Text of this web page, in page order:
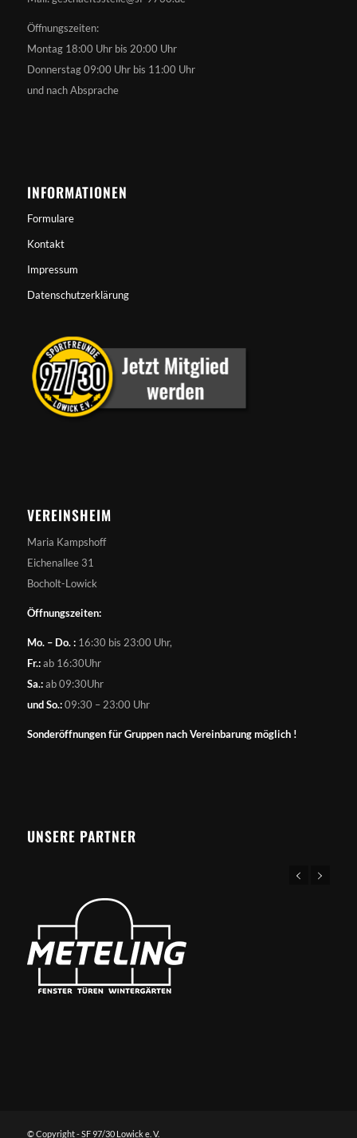
Öffnungszeiten:
Montag 18:00 Uhr bis 20:00 Uhr
Donnerstag 09:00 Uhr bis 11:00 Uhr
und nach Absprache
INFORMATIONEN
Formulare
Kontakt
Impressum
Datenschutzerklärung
VEREINSHEIM
Maria Kampshoff
Eichenallee 31
Bocholt-Lowick
Öffnungszeiten:
Mo. – Do. :16:30 bis 23:00 Uhr,
Fr.:ab 16:30Uhr
Sa.:ab 09:30Uhr
und So.:09:30 – 23:00 Uhr
Sonderöffnungen für Gruppen nach Vereinbarung möglich !
UNSERE PARTNER
© Copyright - SF 97/30 Lowick e. V.